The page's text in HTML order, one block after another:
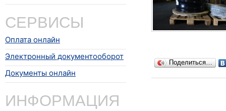
СЕРВИСЫ
Оплата онлайн
Электронный документооборот
Документы онлайн
ИНФОРМАЦИЯ
Поделиться…